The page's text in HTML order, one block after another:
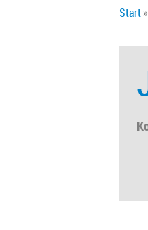
Start